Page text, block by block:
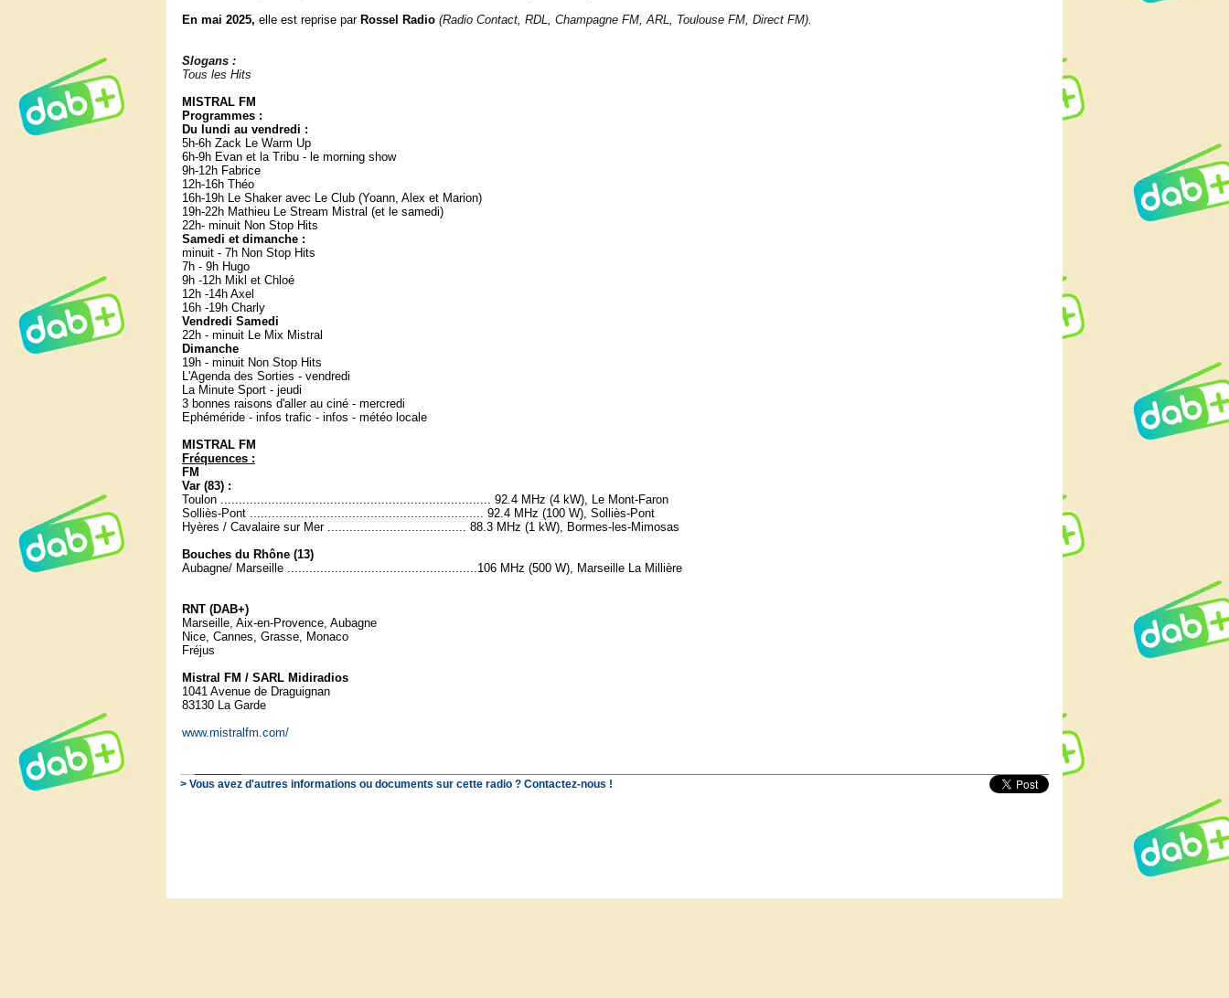
En mai 2025, elle est reprise parRossel Radio (Radio Contact, RDL, Champagne FM, ARL, Toulouse FM, Direct FM).
Slogans :
Tous les Hits
MISTRAL FM
Programmes :
Du lundi au vendredi :
5h-6h Zack Le Warm Up
6h-9h Evan et la Tribu - le morning show
9h-12h Fabrice
12h-16h Théo
16h-19h Le Shaker avec Le Club (Yoann, Alex et Marion)
19h-22h Mathieu Le Stream Mistral (et le samedi)
22h- minuit Non Stop Hits
Samedi et dimanche :
minuit - 7h Non Stop Hits
7h - 9h Hugo
9h -12h Mikl et Chloé
12h -14h Axel
16h -19h Charly
Vendredi Samedi
22h - minuit Le Mix Mistral
Dimanche
19h - minuit Non Stop Hits
L'Agenda des Sorties - vendredi
La Minute Sport - jeudi
3 bonnes raisons d'aller au ciné - mercredi
Ephéméride - infos trafic - infos - météo locale
MISTRAL FM
Fréquences :
FM
Var (83) :
Toulon .......................................................................... 92.4 MHz (4 kW), Le Mont-Faron
Solliès-Pont ................................................................ 92.4 MHz (100 W), Solliès-Pont
Hyères / Cavalaire sur Mer ...................................... 88.3 MHz (1 kW), Bormes-les-Mimosas
Bouches du Rhône (13)
Aubagne/ Marseille ....................................................106 MHz (500 W), Marseille La Millière
RNT (DAB+)
Marseille, Aix-en-Provence, Aubagne
Nice, Cannes, Grasse, Monaco
Fréjus
Mistral FM / SARL Midiradios
1041 Avenue de Draguignan
83130 La Garde
www.mistralfm.com/
> Vous avez d'autres informations ou documents sur cette radio ? Contactez-nous !